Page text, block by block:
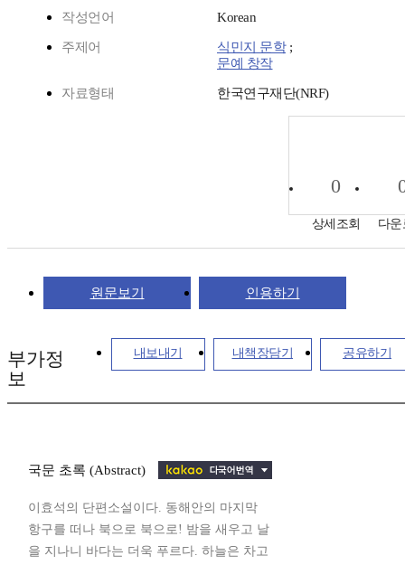
작성언어 Korean
주제어 식민지 문학;
문예 창작
자료형태 한국연구재단(NRF)
0
상세조회 다
원문보기 인용하기
내보내기 내책장담기 공유하기
부가정
보
국문 초록 (Abstract)
이효석의 단편소설이다. 동해안의 마지막
항구를 떠나 북으로 북으로! 밤을 새우고 날
을 지나니 바다는 더욱 푸르다. 하늘은 차고